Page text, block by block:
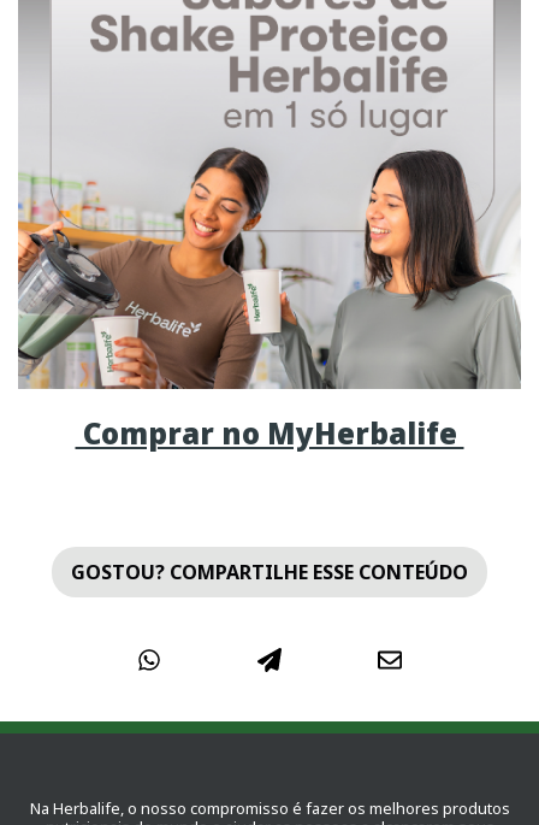
Comprar no MyHerbalife
GOSTOU? COMPARTILHE ESSE CONTEÚDO
Na Herbalife, o nosso compromisso é fazer os melhores produtos